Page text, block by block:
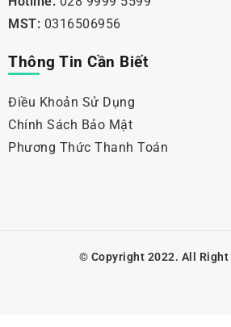
MST: 0316506956
Thông Tin Cần Biết
Điều Khoản Sử Dụng
Chính Sách Bảo Mật
Phương Thức Thanh Toán
© Copyright 2022. All Right